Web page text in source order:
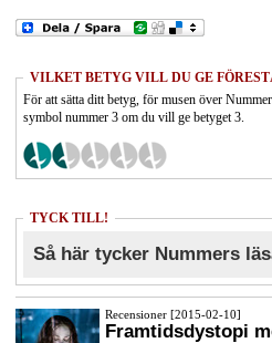
VILKET BETYG VILL DU GE
För att sätta ditt betyg, för musen över
symbol nummer 3 om du vill ge betyget 3.
TYCK TILL!
Så här tycker Nummers
Recensioner [2015-02-10]
Framtidsdystopi